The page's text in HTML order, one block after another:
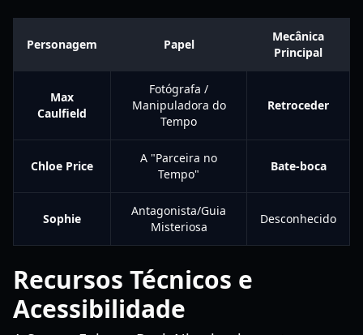
Personagem Papel
Mecânica
Principal
Max
Caulfield
Fotógrafa /
Manipuladora do
Tempo
Retroceder
Chloe Price
A "Parceira no
Tempo"
Bate-boca
Sophie
Antagonista/Guia
Misteriosa
Desconhecido
Recursos Técnicos e
Acessibilidade